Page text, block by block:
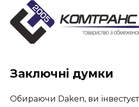
Заключні думки
Обираючи Daken, ви